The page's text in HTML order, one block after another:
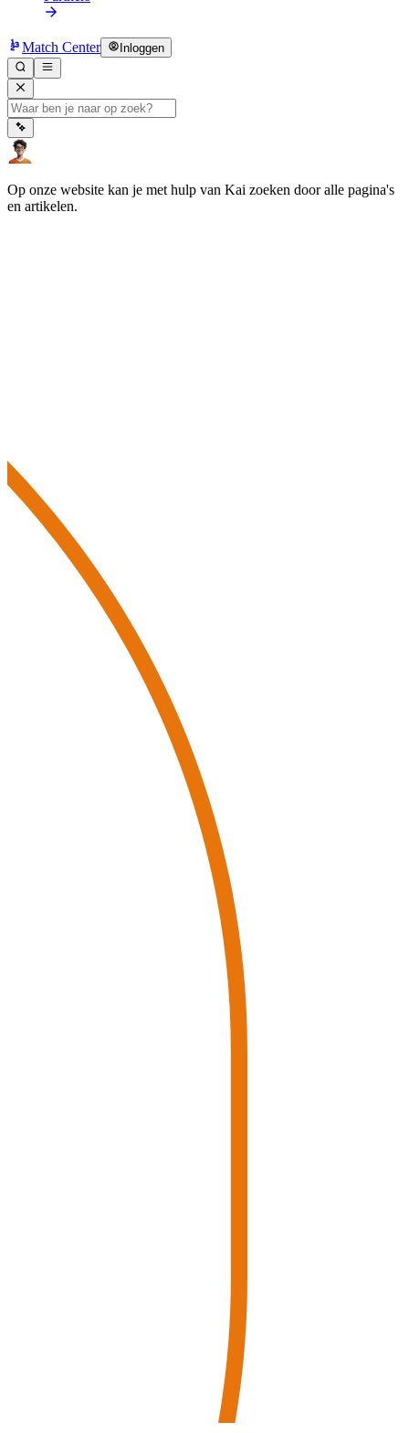
Match Center Inloggen
Op onze website kan je met hulp van Kai zoeken door alle pagina's
en artikelen.